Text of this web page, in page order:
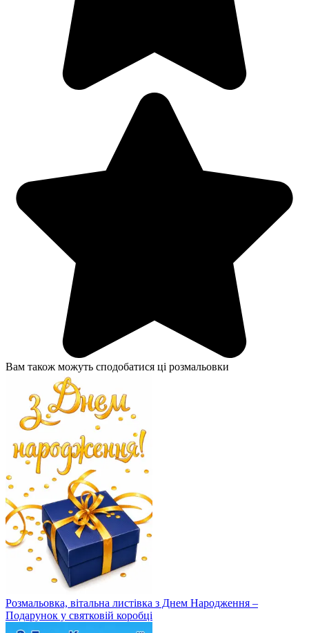
Вам також можуть сподобатися ці розмальовки
Розмальовка, вітальна листівка з Днем Народження –
Подарунок у святковій коробці